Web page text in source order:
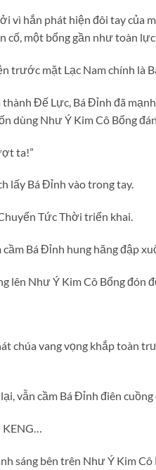
vì hắn phát hiện đôi tay của
một bổng gần như toàn
trước mặt Lạc Nam chính là
thành Đế Lực, Bá Đỉnh đã
dùng Như Ý Kim Cô Bổng
ta!”
lấy Bá Đỉnh vào trong tay.
Tức Thời triển khai.
Bá Đỉnh hung hăng đập
lên Như Ý Kim Cô Bổng đón
chúa vang vọng khắp toàn
vẫn cầm Bá Đỉnh điên cuồng
KENG…
sáng bên trên Như Ý Kim